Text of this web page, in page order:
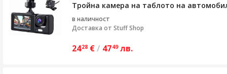
Тройна камера на таблото на
в наличност
Доставка от Stuff Shop
2428 €/ 4749 лв.